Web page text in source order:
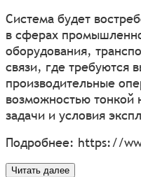
Система будет
в сферах
оборудования,
связи, где требуются
производительные
возможностью тонкой
задачи и условия
Подробнее: https://
Читать далее